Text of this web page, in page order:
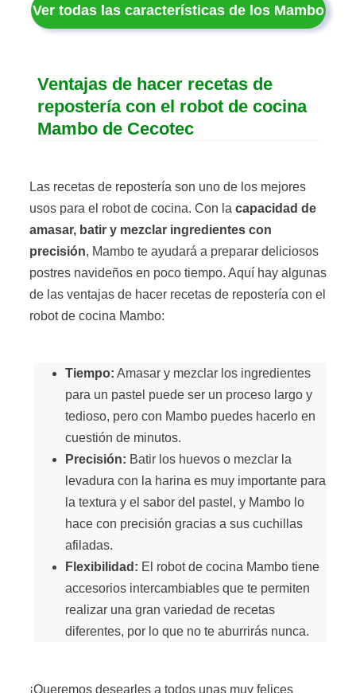
Ver todas las características de los Mambo
Ventajas de hacer recetas de
repostería con el robot de cocina
Mambo de Cecotec
Las recetas de repostería son uno de los mejores
usos para el robot de cocina. Con la capacidad de
amasar, batir y mezclar ingredientes con
precisión, Mambo te ayudará a preparar deliciosos
postres navideños en poco tiempo. Aquí hay algunas
de las ventajas de hacer recetas de repostería con el
robot de cocina Mambo:
Tiempo: Amasar y mezclar los ingredientes
para un pastel puede ser un proceso largo y
tedioso, pero con Mambo puedes hacerlo en
cuestión de minutos.
Precisión: Batir los huevos o mezclar la
levadura con la harina es muy importante para
la textura y el sabor del pastel, y Mambo lo
hace con precisión gracias a sus cuchillas
afiladas.
Flexibilidad: El robot de cocina Mambo tiene
accesorios intercambiables que te permiten
realizar una gran variedad de recetas
diferentes, por lo que no te aburrirás nunca.
¡Queremos desearles a todos unas muy felices